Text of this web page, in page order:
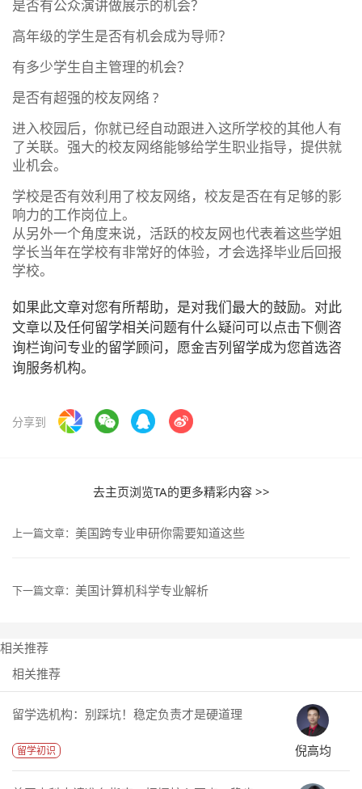
是否有公众演讲做展示的机会？
高年级的学生是否有机会成为导师？
有多少学生自主管理的机会？
是否有超强的校友网络 ?
进入校园后，你就已经自动跟进入这所学校的其他人有
了关联。强大的校友网络能够给学生职业指导，提供就
业机会。
学校是否有效利用了校友网络，校友是否在有足够的影
响力的工作岗位上。
从另外一个角度来说，活跃的校友网也代表着这些学姐
学长当年在学校有非常好的体验，才会选择毕业后回报
学校。
如果此文章对您有所帮助，是对我们最大的鼓励。对此
文章以及任何留学相关问题有什么疑问可以点击下侧咨
询栏询问专业的留学顾问，愿金吉列留学成为您首选咨
询服务机构。
分享到
去主页浏览TA的更多精彩内容 >>
上一篇文章： 美国跨专业申研你需要知道这些
下一篇文章： 美国计算机科学专业解析
相关推荐
相关推荐
留学选机构：别踩坑！稳定负责才是硬道理
留学初识 倪高均